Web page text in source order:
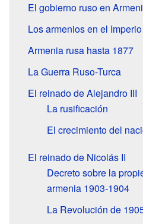
El gobierno ruso en
Los armenios en el
Armenia rusa hasta 1877
La Guerra Ruso-Turca
El reinado de Alejandro III
La rusificación
El crecimiento del
El reinado de Nicolás II
Decreto sobre la
armenia 1903-1904
La Revolución de